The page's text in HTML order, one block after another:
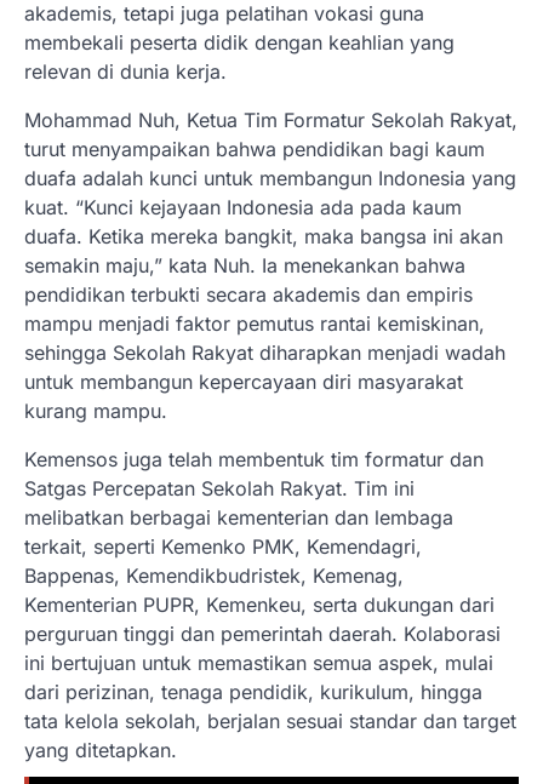
akademis, tetapi juga pelatihan vokasi guna
membekali peserta didik dengan keahlian yang
relevan di dunia kerja.
Mohammad Nuh, Ketua Tim Formatur Sekolah Rakyat,
turut menyampaikan bahwa pendidikan bagi kaum
duafa adalah kunci untuk membangun Indonesia yang
kuat. “Kunci kejayaan Indonesia ada pada kaum
duafa. Ketika mereka bangkit, maka bangsa ini akan
semakin maju,” kata Nuh. Ia menekankan bahwa
pendidikan terbukti secara akademis dan empiris
mampu menjadi faktor pemutus rantai kemiskinan,
sehingga Sekolah Rakyat diharapkan menjadi wadah
untuk membangun kepercayaan diri masyarakat
kurang mampu.
Kemensos juga telah membentuk tim formatur dan
Satgas Percepatan Sekolah Rakyat. Tim ini
melibatkan berbagai kementerian dan lembaga
terkait, seperti Kemenko PMK, Kemendagri,
Bappenas, Kemendikbudristek, Kemenag,
Kementerian PUPR, Kemenkeu, serta dukungan dari
perguruan tinggi dan pemerintah daerah. Kolaborasi
ini bertujuan untuk memastikan semua aspek, mulai
dari perizinan, tenaga pendidik, kurikulum, hingga
tata kelola sekolah, berjalan sesuai standar dan target
yang ditetapkan.